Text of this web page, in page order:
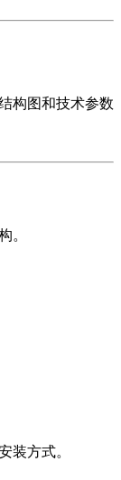
构图和技术参数
。
装方式。